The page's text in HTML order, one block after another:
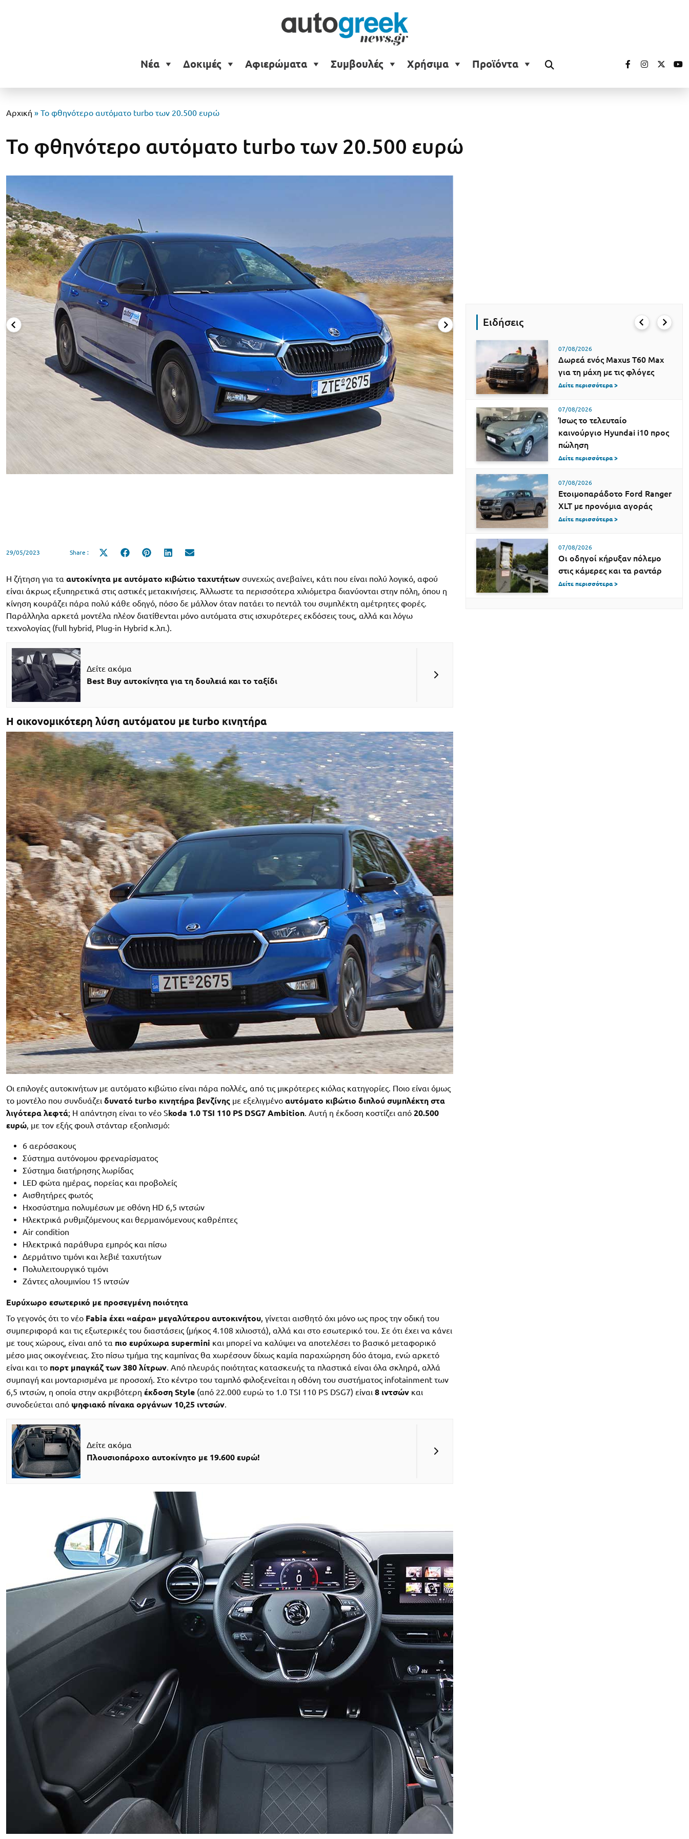
Νέα Δοκιμές Αφιερώματα Συμβουλές Χρήσιμα Προϊόντα
Αρχική » Το φθηνότερο αυτόματο turbo των 20.500 ευρώ
Το φθηνότερο αυτόματο turbo των 20.500 ευρώ
29/05/2023 Share :
Share
Share
Share
Share
Η ζήτηση για τα αυτοκίνητα με αυτόματο κιβώτιο ταχυτήτων συνεχώς ανεβαίνει, κάτι που είναι πολύ λογικό, αφού
είναι άκρως εξυπηρετικά στις αστικές μετακινήσεις. Άλλωστε τα περισσότερα χιλιόμετρα διανύονται στην πόλη, όπου η
κίνηση κουράζει πάρα πολύ κάθε οδηγό, πόσο δε μάλλον όταν πατάει το πεντάλ του συμπλέκτη αμέτρητες φορές.
Παράλληλα αρκετά μοντέλα πλέον διατίθενται μόνο αυτόματα στις ισχυρότερες εκδόσεις τους, αλλά και λόγω
τεχνολογίας (full hybrid, Plug-in Hybrid κ.λπ.).
Δείτε ακόμα
Best Buy αυτοκίνητα για τη δουλειά και το ταξίδι
Η οικονομικότερη λύση αυτόματου με turbo κινητήρα
Οι επιλογές αυτοκινήτων με αυτόματο κιβώτιο είναι πάρα πολλές, από τις μικρότερες κιόλας κατηγορίες. Ποιο είναι όμως
το μοντέλο που συνδυάζει δυνατό turbo κινητήρα βενζίνης με εξελιγμένο αυτόματο κιβώτιο διπλού συμπλέκτη στα
λιγότερα λεφτά; Η απάντηση είναι το νέο Skoda 1.0 TSI 110 PS DSG7 Ambition. Αυτή η έκδοση κοστίζει από 20.500
ευρώ, με τον εξής φουλ στάνταρ εξοπλισμό:
6 αερόσακους
Σύστημα αυτόνομου φρεναρίσματος
Σύστημα διατήρησης λωρίδας
LED φώτα ημέρας, πορείας και προβολείς
Αισθητήρες φωτός
Ηχοσύστημα πολυμέσων με οθόνη HD 6,5 ιντσών
Ηλεκτρικά ρυθμιζόμενους και θερμαινόμενους καθρέπτες
Air condition
Ηλεκτρικά παράθυρα εμπρός και πίσω
Δερμάτινο τιμόνι και λεβιέ ταχυτήτων
Πολυλειτουργικό τιμόνι
Ζάντες αλουμινίου 15 ιντσών
Ευρύχωρο εσωτερικό με προσεγμένη ποιότητα
Το γεγονός ότι το νέο Fabia έχει «αέρα» μεγαλύτερου αυτοκινήτου, γίνεται αισθητό όχι μόνο ως προς την οδική του
συμπεριφορά και τις εξωτερικές του διαστάσεις (μήκος 4.108 χιλιοστά), αλλά και στο εσωτερικό του. Σε ότι έχει να κάνει
με τους χώρους, είναι από τα πιο ευρύχωρα supermini και μπορεί να καλύψει να αποτελέσει το βασικό μεταφορικό
μέσο μιας οικογένειας. Στο πίσω τμήμα της καμπίνας θα χωρέσουν δίχως καμία παραχώρηση δύο άτομα, ενώ αρκετό
είναι και το πορτ μπαγκάζ των 380 λίτρων. Από πλευράς ποιότητας κατασκευής τα πλαστικά είναι όλα σκληρά, αλλά
συμπαγή και μονταρισμένα με προσοχή. Στο κέντρο του ταμπλό φιλοξενείται η οθόνη του συστήματος infotainment των
6,5 ιντσών, η οποία στην ακριβότερη έκδοση Style (από 22.000 ευρώ το 1.0 TSI 110 PS DSG7) είναι 8 ιντσών και
συνοδεύεται από ψηφιακό πίνακα οργάνων 10,25 ιντσών.
Δείτε ακόμα
Πλουσιοπάροχο αυτοκίνητο με 19.600 ευρώ!
Ειδήσεις
07/08/2026
Δωρεά ενός Maxus T60 Max
για τη μάχη με τις φλόγες
Δείτε περισσότερα >
07/08/2026
Ίσως το τελευταίο
καινούργιο Hyundai i10 προς
πώληση
Δείτε περισσότερα >
07/08/2026
Ετοιμοπαράδοτο Ford Ranger
XLT με προνόμια αγοράς
Δείτε περισσότερα >
07/08/2026
Οι οδηγοί κήρυξαν πόλεμο
στις κάμερες και τα ραντάρ
Δείτε περισσότερα >